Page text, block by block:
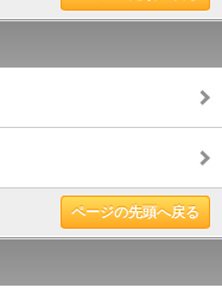
ページの先頭へ戻る